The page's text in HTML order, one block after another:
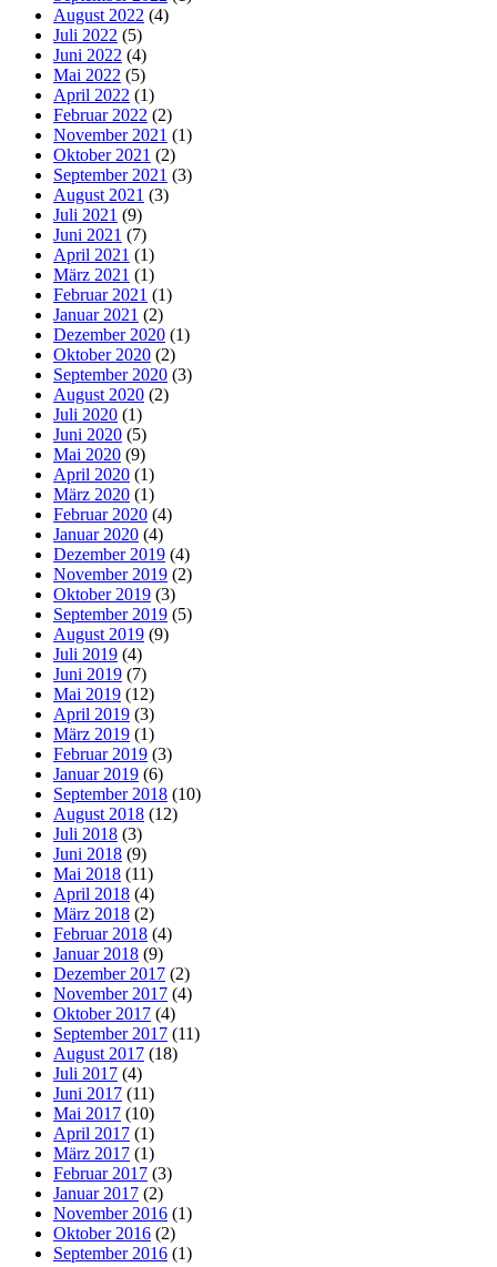
August 2022 (4)
Juli 2022 (5)
Juni 2022 (4)
Mai 2022 (5)
April 2022 (1)
Februar 2022 (2)
November 2021 (1)
Oktober 2021 (2)
September 2021 (3)
August 2021 (3)
Juli 2021 (9)
Juni 2021 (7)
April 2021 (1)
März 2021 (1)
Februar 2021 (1)
Januar 2021 (2)
Dezember 2020 (1)
Oktober 2020 (2)
September 2020 (3)
August 2020 (2)
Juli 2020 (1)
Juni 2020 (5)
Mai 2020 (9)
April 2020 (1)
März 2020 (1)
Februar 2020 (4)
Januar 2020 (4)
Dezember 2019 (4)
November 2019 (2)
Oktober 2019 (3)
September 2019 (5)
August 2019 (9)
Juli 2019 (4)
Juni 2019 (7)
Mai 2019 (12)
April 2019 (3)
März 2019 (1)
Februar 2019 (3)
Januar 2019 (6)
September 2018 (10)
August 2018 (12)
Juli 2018 (3)
Juni 2018 (9)
Mai 2018 (11)
April 2018 (4)
März 2018 (2)
Februar 2018 (4)
Januar 2018 (9)
Dezember 2017 (2)
November 2017 (4)
Oktober 2017 (4)
September 2017 (11)
August 2017 (18)
Juli 2017 (4)
Juni 2017 (11)
Mai 2017 (10)
April 2017 (1)
März 2017 (1)
Februar 2017 (3)
Januar 2017 (2)
November 2016 (1)
Oktober 2016 (2)
September 2016 (1)